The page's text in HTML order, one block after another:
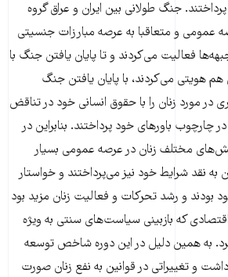
جنگ طولانی بین ایران و عراق گروه
عمومی و متعاقبا به عرصه‌ مبارزات جنسیتی
فعالیت می‌کردند و تا پایان یافتن جنگ با
هویتی می‌کردند، با پایان یافتن جنگ
در مورد زنان را با حقوق انسانی خود در تناقض
چارچوب باورهای خود پرداختند. بنابراین در
مختلف زنان در عرصه‌ عمومی بسیار
به نقد شرایط خود نیز می‌پرداختند و خواستار
بودند و رشد تحرکات و فعالیت زنان مزید بود
که بازبینی سیاست‌های سنتی به ویژه
به همین دلیل در این دوره شاخص توسعه‌
و تغییراتی در قوانین به نفع زنان صورت